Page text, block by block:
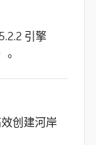
引擎
创建河岸